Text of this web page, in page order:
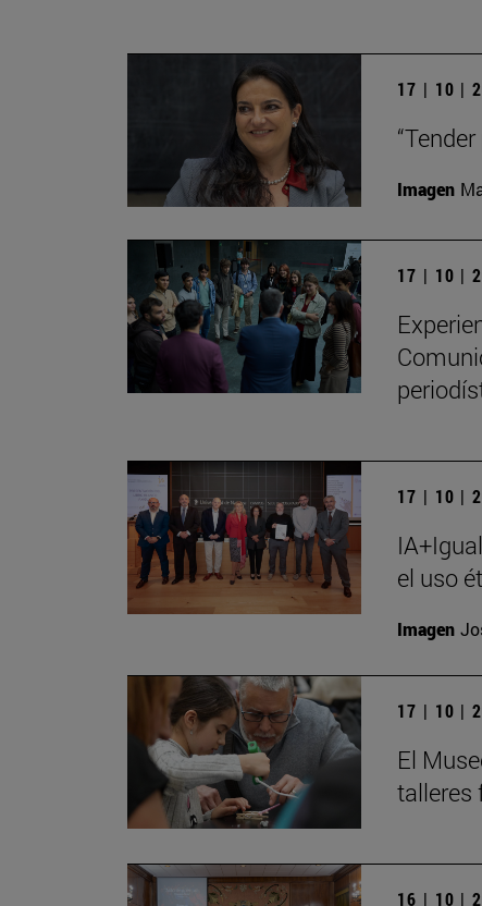
17 | 10 |
Imagen
17 | 10 |
17 | 10 |
el uso
Imagen
17 | 10 |
El
talleres
16 | 10 |